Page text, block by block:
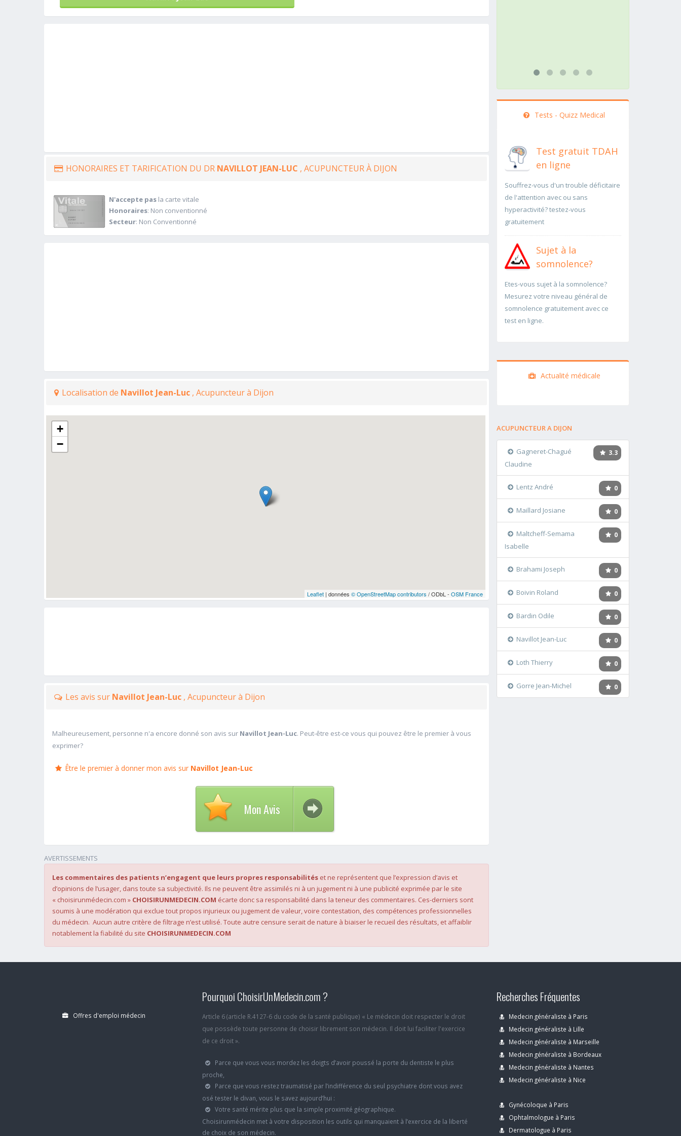
HONORAIRES ET TARIFICATION DU DR NAVILLOT JEAN-LUC , ACUPUNCTEUR À DIJON
N'accepte pasla carte vitale
Honoraires: Non conventionné
Secteur: Non Conventionné
Localisation de Navillot Jean-Luc , Acupuncteur à Dijon
+
−
Leaflet| données © OpenStreetMap contributors / ODbL - OSM France
Les avis sur Navillot Jean-Luc , Acupuncteur à Dijon
Malheureusement, personne n'a encore donné son avis sur Navillot Jean-Luc. Peut-être est-ce vous qui pouvez être le premier à vous
exprimer?
Être le premier à donner mon avis sur Navillot Jean-Luc
Mon Avis
AVERTISSEMENTS
Les commentaires des patients n’engagent que leurs propres responsabilités et ne représentent que l’expression d’avis et
d’opinions de l’usager, dans toute sa subjectivité. Ils ne peuvent être assimilés ni à un jugement ni à une publicité exprimée par le site
« choisirunmédecin.com » CHOISIRUNMEDECIN.COM écarte donc sa responsabilité dans la teneur des commentaires. Ces-derniers sont
soumis à une modération qui exclue tout propos injurieux ou jugement de valeur, voire contestation, des compétences professionnelles
du médecin. Aucun autre critère de filtrage n’est utilisé. Toute autre censure serait de nature à biaiser le recueil des résultats, et affaiblir
notablement la fiabilité du site CHOISIRUNMEDECIN.COM
Tests - Quizz Medical
Test gratuit TDAH
en ligne
Souffrez-vous d'un trouble déficitaire
de l'attention avec ou sans
hyperactivité? testez-vous
gratuitement
Sujet à la
somnolence?
Etes-vous sujet à la somnolence?
Mesurez votre niveau général de
somnolence gratuitement avec ce
test en ligne.
Actualité médicale
ACUPUNCTEUR A DIJON
3.3
Gagneret-Chagué
Claudine
0
Lentz André
0
Maillard Josiane
0
Maltcheff-Semama
Isabelle
0
Brahami Joseph
0
Boivin Roland
0
Bardin Odile
0
Navillot Jean-Luc
0
Loth Thierry
0
Gorre Jean-Michel
Offres d'emploi médecin
Pourquoi ChoisirUnMedecin.com ?
Article 6 (article R.4127-6 du code de la santé publique) « Le médecin doit respecter le droit
que possède toute personne de choisir librement son médecin. Il doit lui faciliter l'exercice
de ce droit ».
Parce que vous vous mordez les doigts d’avoir poussé la porte du dentiste le plus
proche,
Parce que vous restez traumatisé par l’indifférence du seul psychiatre dont vous avez
osé tester le divan, vous le savez aujourd’hui :
Votre santé mérite plus que la simple proximité géographique.
Choisirunmédecin met à votre disposition les outils qui manquaient à l’exercice de la liberté
de choix de son médecin.
Recherches Fréquentes
Medecin généraliste à Paris
Medecin généraliste à Lille
Medecin généraliste à Marseille
Medecin généraliste à Bordeaux
Medecin généraliste à Nantes
Medecin généraliste à Nice
Gynécoloque à Paris
Ophtalmologue à Paris
Dermatologue à Paris